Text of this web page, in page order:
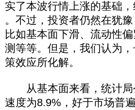
实了本波行情上涨的基础
。不过，投资者仍然在犹
比如基本面下滑、流动性
测等等。但是，我们认为
策效应所化解。
从基本面来看，统计局
速度为8.9%，好于市场普